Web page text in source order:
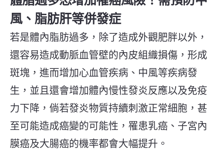
風、脂肪肝等併發症
若是體內脂肪過多，除了造成外觀肥胖以外，
還容易造成動脈血管壁的內皮組織損傷，形成
斑塊，進而增加心血管疾病、中風等疾病發
生，並且還會增加體內慢性發炎反應以及免疫
力下降，倘若發炎物質持續刺激正常細胞，甚
至可能造成癌變的可能性，罹患乳癌、子宮內
膜癌及大腸癌的機率都會大幅提升。